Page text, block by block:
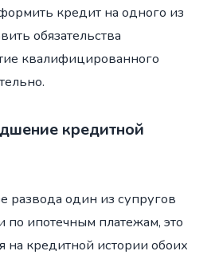
кредит на одного из
обязательства
квалифицированного
кредитной
развода один из супругов
по ипотечным платежам, это
на кредитной истории обоих